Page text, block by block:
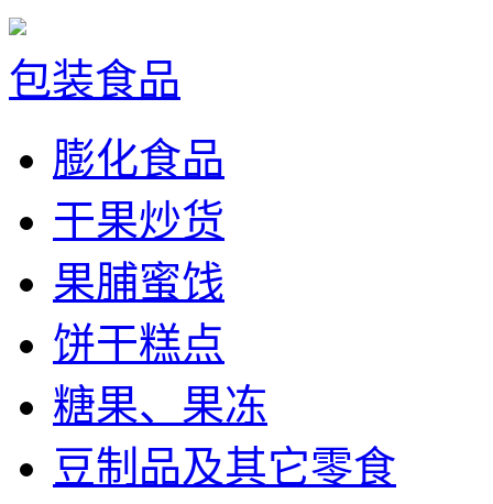
包装食品
膨化食品
干果炒货
果脯蜜饯
饼干糕点
糖果、果冻
豆制品及其它零食